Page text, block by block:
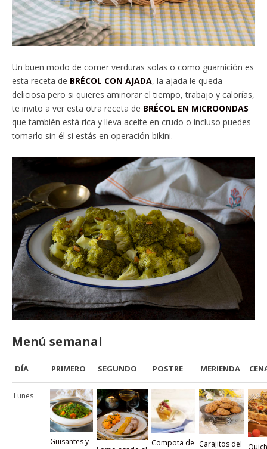
Un buen modo de comer verduras solas o como guarnición es
esta receta de BRÉCOL CON AJADA, la ajada le queda
deliciosa pero si quieres aminorar el tiempo, trabajo y calorías,
te invito a ver esta otra receta de BRÉCOL EN MICROONDAS
que también está rica y lleva aceite en crudo o incluso puedes
tomarlo sin él si estás en operación bikini.
Menú semanal
DÍA PRIMERO SEGUNDO POSTRE MERIENDA
Lunes
Guisantes y
Compota de Carajitos del